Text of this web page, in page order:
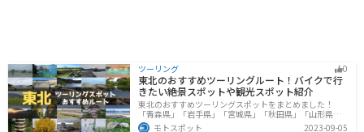
ツーリング 0
東北のおすすめツーリングルート！バイクで行
きたい絶景スポットや観光スポット紹介
東北のおすすめツーリングスポットをまとめました！
「青森県」「岩手県」「宮城県」「秋田県」「山形県」
「福島県」の各県の観光地紹介します。自然豊かな山々
モトスポット 2023-09-05